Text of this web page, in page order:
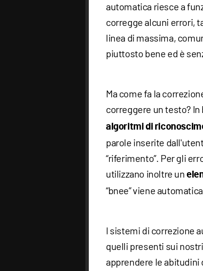
automatica riesce a
corregge alcuni errori,
linea di massima,
piuttosto bene ed è
Ma come fa la
correggere un testo?
algoritmi di
parole inserite
“riferimento”. Per gli
utilizzano inoltre un
“bnee” viene
I sistemi di correzione
quelli presenti sui
apprendere le